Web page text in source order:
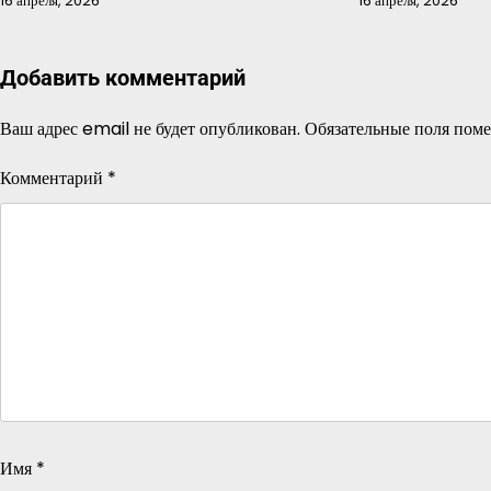
Добавить комментарий
Ваш адрес email не будет опубликован. Обязательные поля
Комментарий *
Имя *